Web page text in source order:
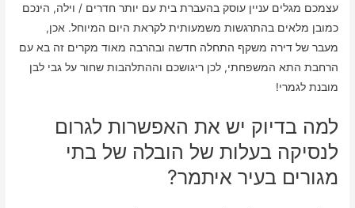
עצמכם מגלים עניין עוסק בהעברת בית עם יותר חדרים / וילה, הינכם
כמובן מלאים בהתרגשות משמעותית לקראת היום המיוחל. אכן,
מעבר של דירה משקף התחלה חדשה ובהרבה מאוד מקרים זה בא עם
הרחבת התא המשפחתי, לכן ריגושכם וההתלהבות שחור על גבי לבן
מובנת לגמרי!
למה בדיוק יש את האפשרות לגרום
לנסיקה בעלות של הובלה של בתי
מגורים בעיר איתמר?